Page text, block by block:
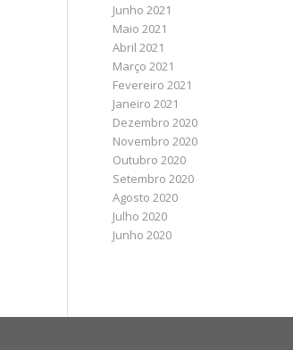
Junho 2021
Maio 2021
Abril 2021
Março 2021
Fevereiro 2021
Janeiro 2021
Dezembro 2020
Novembro 2020
Outubro 2020
Setembro 2020
Agosto 2020
Julho 2020
Junho 2020